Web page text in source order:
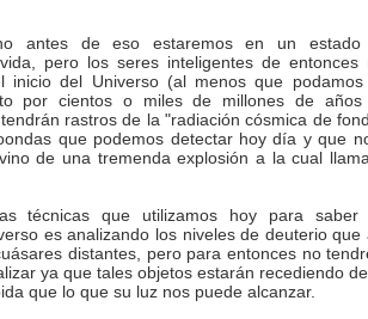
antes de eso estaremos en un
pero los seres inteligentes de entonces
inicio del Universo (al menos que podamos
por cientos o miles de millones de
rastros de la "radiación cósmica de
que podemos detectar hoy día y que
de una tremenda explosión a la cual
técnicas que utilizamos hoy para
es analizando los niveles de deuterio que
distantes, pero para entonces no
ya que tales objetos estarán recediendo
que lo que su luz nos puede alcanzar.